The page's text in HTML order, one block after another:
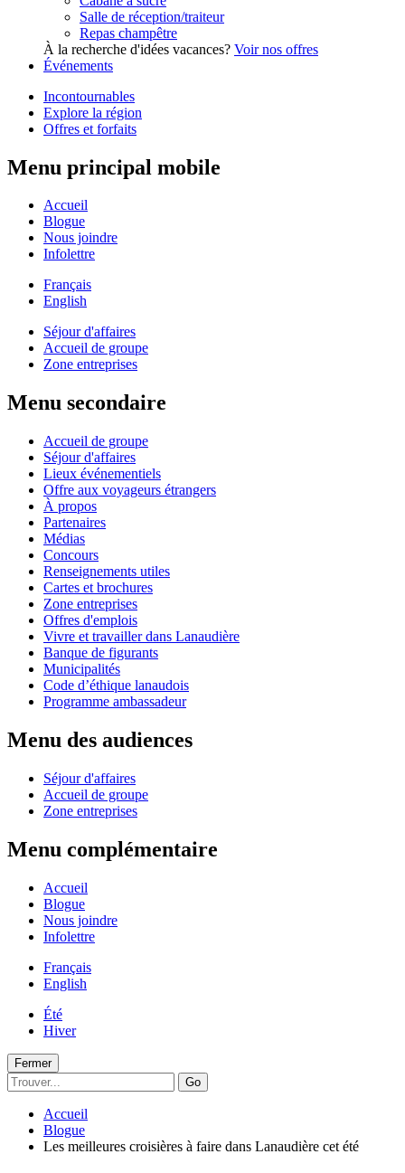
Salle de réception/traiteur
Repas champêtre
À la recherche d'idées vacances? Voir nos offres
Événements
Incontournables
Explore la région
Offres et forfaits
Menu principal mobile
Accueil
Blogue
Nous joindre
Infolettre
Français
English
Séjour d'affaires
Accueil de groupe
Zone entreprises
Menu secondaire
Accueil de groupe
Séjour d'affaires
Lieux événementiels
Offre aux voyageurs étrangers
À propos
Partenaires
Médias
Concours
Renseignements utiles
Cartes et brochures
Zone entreprises
Offres d'emplois
Vivre et travailler dans Lanaudière
Banque de figurants
Municipalités
Code d’éthique lanaudois
Programme ambassadeur
Menu des audiences
Séjour d'affaires
Accueil de groupe
Zone entreprises
Menu complémentaire
Accueil
Blogue
Nous joindre
Infolettre
Français
English
Été
Hiver
Fermer
Go
Accueil
Blogue
Les meilleures croisières à faire dans Lanaudière cet été